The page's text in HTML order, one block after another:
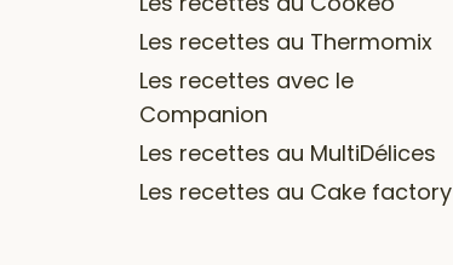
Les recettes au Thermomix
Les recettes avec le
Companion
Les recettes au MultiDélices
Les recettes au Cake factory